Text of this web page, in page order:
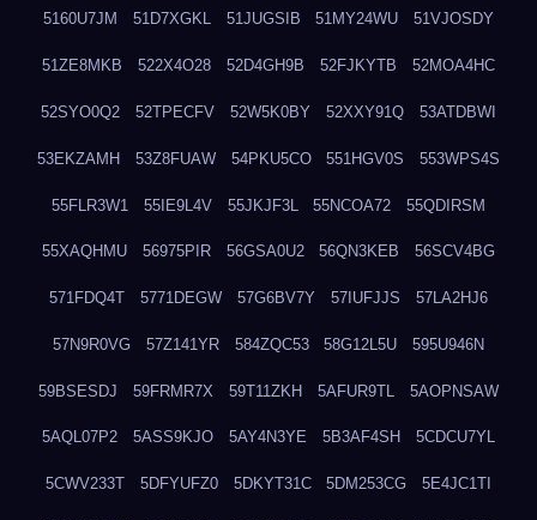
5160U7JM 51D7XGKL 51JUGSIB 51MY24WU 51VJOSDY
51ZE8MKB 522X4O28 52D4GH9B 52FJKYTB 52MOA4HC
52SYO0Q2 52TPECFV 52W5K0BY 52XXY91Q 53ATDBWI
53EKZAMH 53Z8FUAW 54PKU5CO 551HGV0S 553WPS4S
55FLR3W1 55IE9L4V 55JKJF3L 55NCOA72 55QDIRSM
55XAQHMU 56975PIR 56GSA0U2 56QN3KEB 56SCV4BG
571FDQ4T 5771DEGW 57G6BV7Y 57IUFJJS 57LA2HJ6
57N9R0VG 57Z141YR 584ZQC53 58G12L5U 595U946N
59BSESDJ 59FRMR7X 59T11ZKH 5AFUR9TL 5AOPNSAW
5AQL07P2 5ASS9KJO 5AY4N3YE 5B3AF4SH 5CDCU7YL
5CWV233T 5DFYUFZ0 5DKYT31C 5DM253CG 5E4JC1TI